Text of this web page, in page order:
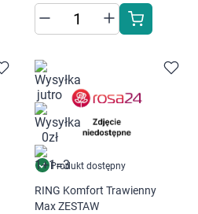
Produkt dostępny
RING Komfort Trawienny
Max ZESTAW